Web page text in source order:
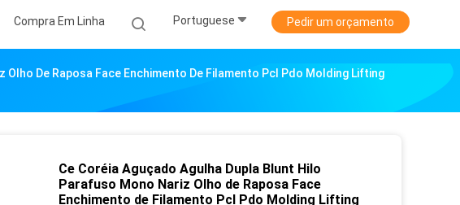
Compra Em Linha Portuguese Pedir um orçamento
De Raposa Face Enchimento De Filamento Pcl Pdo Molding Lifting
Ce Coréia Aguçado Agulha Dupla Blunt Hilo
Parafuso Mono Nariz Olho de Raposa Face
Enchimento de Filamento Pcl Pdo Molding Lifting